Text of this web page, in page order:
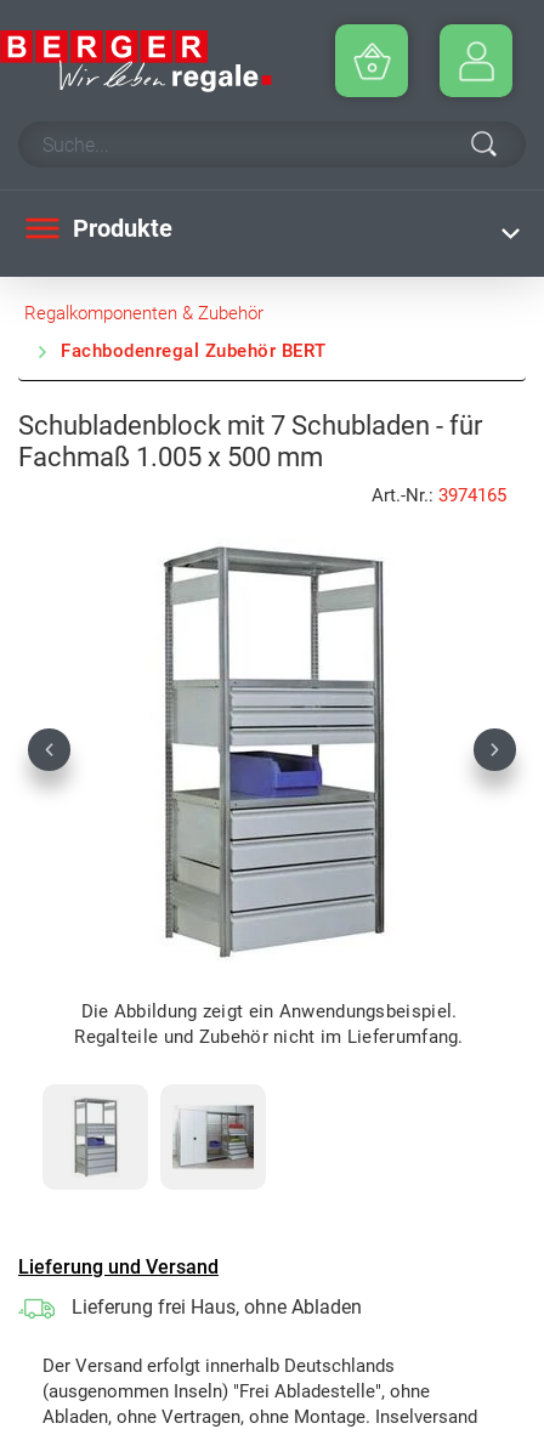
Produkte
Regalkomponenten & Zubehör
Fachbodenregal Zubehör BERT
Schubladenblock mit 7 Schubladen - für
Fachmaß 1.005 x 500 mm
Art.-Nr.: 3974165
Die Abbildung zeigt ein Anwendungsbeispiel.
Regalteile und Zubehör nicht im Lieferumfang.
Previous Next
Lieferung und Versand
Lieferung frei Haus, ohne Abladen
Der Versand erfolgt innerhalb Deutschlands
(ausgenommen Inseln) "Frei Abladestelle", ohne
Abladen, ohne Vertragen, ohne Montage. Inselversand